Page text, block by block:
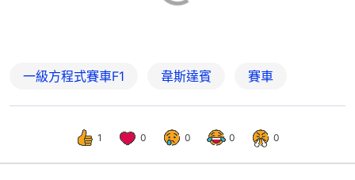
一級方程式賽車F1 韋斯達賓 賽車
1 0 0 0 0